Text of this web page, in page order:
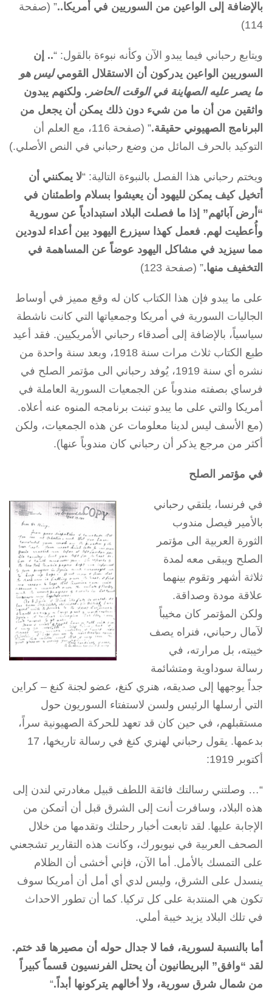
بالإضافة إلى الواعين من السوريين في أمريكا..” (صفحة
114)
ويتابع رحباني فيما يبدو الآن وكأنه نبوءة بالقول: “.. إن
السوريين الواعين يدركون أن الاستقلال القوميليس هو
ما يصر عليه الصهاينة في الوقت الحاضر . ولكنهم يبدون
واثقين من أن ما من شيء دون ذلك يمكن أن يجعل من
البرنامج الصهيوني حقيقة.
” (صفحة 116، مع العلم أن
التوكيد بالحرف المائل من وضع رحباني في النص الأصلي.)
ويختم رحباني هذا الفصل بالنبوءة التالية: “لا يمكنني أن
أتخيل كيف يمكن لليهود أن يعيشوا بسلام واطمئنان في
“أرض آبائهم” إذا ما فصلت البلاد استبدادياً عن سورية
وأُعطيت لهم. فعمل كهذا سيزرع اليهود بين أعداء لدودين
مما سيزيد في مشاكل اليهود عوضاً عن المساهمة في
التخفيف منها.” (صفحة 123)
على ما يبدو فإن هذا الكتاب كان له وقع مميز في أوساط
الجاليات السورية في أمريكا وجمعياتها التي كانت ناشطة
سياسياً، بالإضافة إلى أصدقاء رحباني الأمريكيين. فقد أعيد
طبع الكتاب ثلاث مرات سنة 1918، وبعد سنة واحدة من
نشره أي سنة 1919، يُوفد رحباني الى مؤتمر الصلح في
فرساي بصفته مندوباً عن الجمعيات السورية العاملة في
أمريكا والتي على ما يبدو تبنت برنامجه المنوه عنه أعلاه.
(مع الأسف ليس لدينا معلومات عن هذه الجمعيات، ولكن
أكثر من مرجع يذكر أن رحباني كان مندوباً عنها).
في مؤتمر الصلح
في فرنسا، يلتقي رحباني
بالأمير فيصل مندوب
الثورة العربية الى مؤتمر
الصلح ويبقى معه لمدة
ثلاثة أشهر وتقوم بينهما
علاقة مودة وصداقة.
ولكن المؤتمر كان مخيباً
لآمال رحباني، فنراه يصف
خيبته، بل مرارته، في
رسالة سوداوية ومتشائمة
جداً يوجهها إلى صديقه، هنري كنغ، عضو لجنة كنغ – كراين
التي أرسلها الرئيس ولسن لاستفتاء السوريون حول
مستقبلهم، في حين كان قد تعهد للحركة الصهيونية سراً،
بدعمها. يقول رحباني لهنري كنغ في رسالة تاريخها، 17
أكتوبر 1919:
“… وصلتني رسالتك فائقة اللطف قبيل مغادرتي لندن إلى
هذه البلاد، وسافرت أنت إلى الشرق قبل أن أتمكن من
الإجابة عليها. لقد تابعت أخبار رحلتك وتقدمها من خلال
الصحف العربية في نيويورك، وكانت هذه التقارير تشجعني
على التمسك بالأمل. أما الآن، فإني أخشى أن الظلام
ينسدل على الشرق، وليس لدي أي أمل أن أمريكا سوف
تكون هي المنتدبة على كل تركيا. كما أن تطور الاحداث
في تلك البلاد يزيد خيبة أملي.
أما بالنسبة لسورية، فما لا جدال حوله أن مصيرها قد ختم.
لقد “وافق” البريطانيون أن يحتل الفرنسيون قسماً كبيراً
من شمال شرق سورية، ولا أخالهم يتركونها أبداً.“